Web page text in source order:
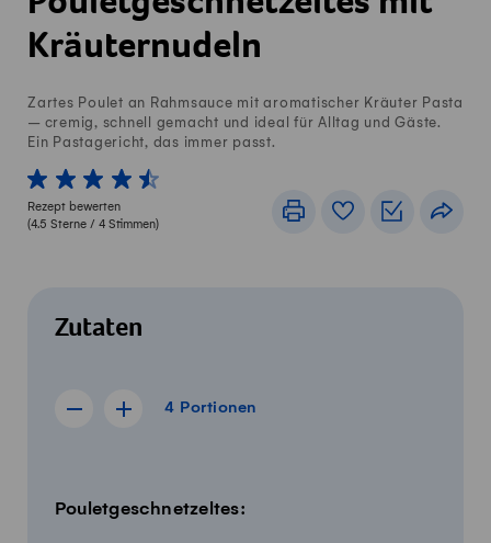
Kräuternudeln
Zartes Poulet an Rahmsauce mit aromatischer Kräuter Pasta
– cremig, schnell gemacht und ideal für Alltag und Gäste.
Ein Pastagericht, das immer passt.
1 von 5 Sterne
2 von 5 Sterne
3 von 5 Sterne
4 von 5 Sterne
5 von 5 Sterne
Rezept bewerten
(4.5 Sterne / 4 Stimmen)
DruckenRezeptbuch
Zutaten
4 Portionen
Rezept für 3 Portionen anzeigen
Rezept für 5 Portionen anzeigen
4 Portionen
Pouletgeschnetzeltes: